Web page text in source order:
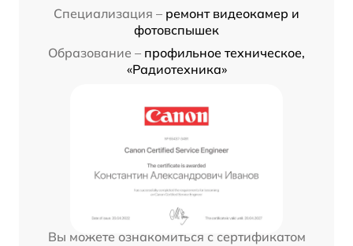
Специализация – ремонт видеокамер и
фотовспышек
Образование – профильное техническое,
«Радиотехника»
Вы можете ознакомиться с сертификатом